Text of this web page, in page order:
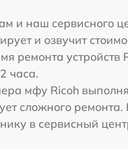
и наш сервисного
и озвучит
ремонта устройств
часа.
мфу Ricoh
сложного
в сервисный